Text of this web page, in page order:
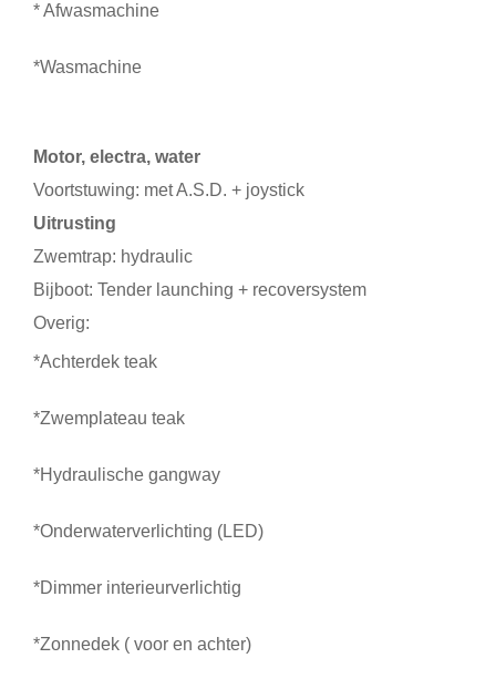
* Afwasmachine
*Wasmachine
Motor, electra, water
Voortstuwing: met A.S.D. + joystick
Uitrusting
Zwemtrap: hydraulic
Bijboot: Tender launching + recoversystem
Overig:
*Achterdek teak
*Zwemplateau teak
*Hydraulische gangway
*Onderwaterverlichting (LED)
*Dimmer interieurverlichtig
*Zonnedek ( voor en achter)